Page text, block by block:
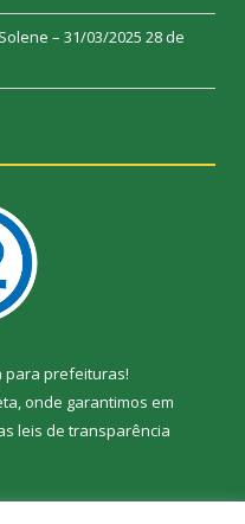
– 31/03/2025 28 de
para prefeituras!
onde garantimos em
leis de transparência